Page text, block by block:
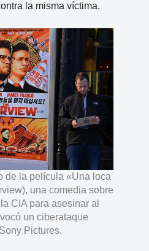
la misma víctima.
de la película «Una loca
una comedia sobre
CIA para asesinar al
un ciberataque
Pictures.